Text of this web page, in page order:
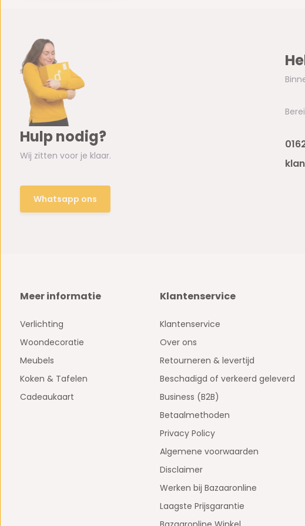
Hulp nodig?
Wij zitten voor je klaar.
Whatsapp ons
Meer informatie
Verlichting
Woondecoratie
Meubels
Koken & Tafelen
Cadeaukaart
Klantenservice
Klantenservice
Over ons
Retourneren & levertijd
Beschadigd of verkeerd geleverd
Business (B2B)
Betaalmethoden
Privacy Policy
Algemene voorwaarden
Disclaimer
Werken bij Bazaaronline
Laagste Prijsgarantie